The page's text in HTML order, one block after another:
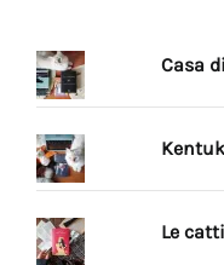
Casa
Le